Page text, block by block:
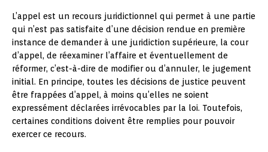
L’appel est un recours juridictionnel qui permet à une partie
qui n’est pas satisfaite d’une décision rendue en première
instance de demander à une juridiction supérieure, la cour
d’appel, de réexaminer l’affaire et éventuellement de
réformer, c’est-à-dire de modifier ou d’annuler, le jugement
initial. En principe, toutes les décisions de justice peuvent
être frappées d’appel, à moins qu’elles ne soient
expressément déclarées irrévocables par la loi. Toutefois,
certaines conditions doivent être remplies pour pouvoir
exercer ce recours.